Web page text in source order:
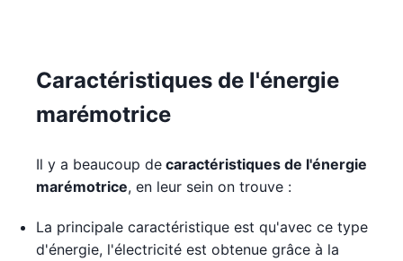
Caractéristiques de l'énergie
marémotrice
Il y a beaucoup de caractéristiques de l'énergie
marémotrice, en leur sein on trouve :
La principale caractéristique est qu'avec ce type
d'énergie, l'électricité est obtenue grâce à la